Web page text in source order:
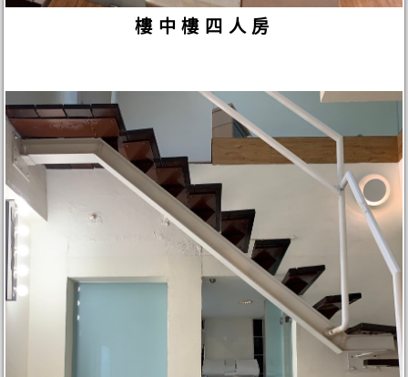
樓中樓四人房